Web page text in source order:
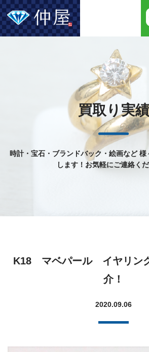
買取り実績
時計・宝石・ブランドバック・絵画など様
します！お気軽にご連絡くだ
K18 マベパール イヤリン
介！
2020.09.06